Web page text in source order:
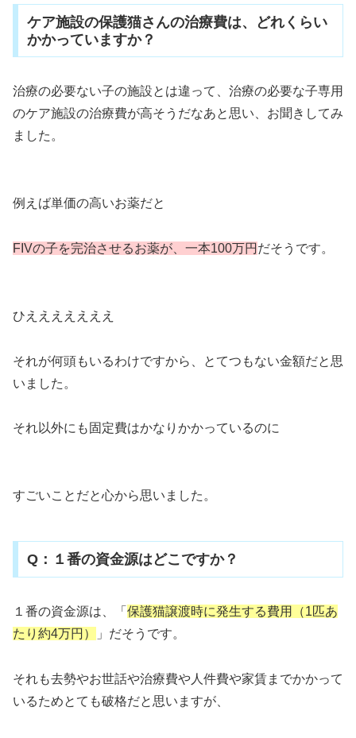
ケア施設の保護猫さんの治療費は、どれくらい
かかっていますか？
治療の必要ない子の施設とは違って、治療の必要な子専用
のケア施設の治療費が高そうだなあと思い、お聞きしてみ
ました。
例えば単価の高いお薬だと
FIVの子を完治させるお薬が、一本100万円 だそうです。
ひえええええええ
それが何頭もいるわけですから、とてつもない金額だと思
いました。
それ以外にも固定費はかなりかかっているのに
すごいことだと心から思いました。
Q：１番の資金源はどこですか？
１番の資金源は、「 保護猫譲渡時に発生する費用（1匹あ
たり約4万円）
」だそうです。
それも去勢やお世話や治療費や人件費や家賃までかかって
いるためとても破格だと思いますが、